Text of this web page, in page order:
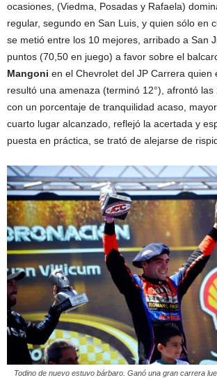
ocasiones, (Viedma, Posadas y Rafaela)
regular, segundo en San Luis, y quien sólo en
se metió entre los 10 mejores, arribado a San
puntos (70,50 en juego) a favor sobre el
Mangoni en el Chevrolet del JP Carrera quien
resultó una amenaza (terminó 12°), afrontó
con un porcentaje de tranquilidad acaso,
cuarto lugar alcanzado, reflejó la acertada y
puesta en práctica, se trató de alejarse de
Todino de nuevo estuvo bárbaro. Ganó una gran carrera